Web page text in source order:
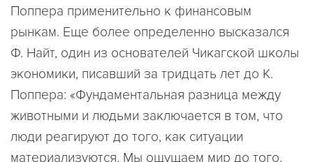
Поппера применительно к финансовым
рынкам. Еще более определенно высказался
Ф. Найт, один из основателей Чикагской школы
экономики, писавший за тридцать лет до К.
Поппера: «Фундаментальная разница между
животными и людьми заключается в том, что
люди реагируют до того, как ситуации
материализуются. Мы ощущаем мир до того,